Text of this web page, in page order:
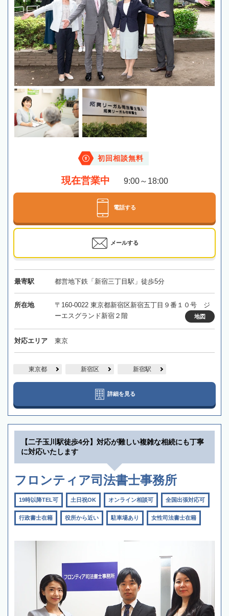
初回相談無料
現在営業中 9:00～18:00
電話する
メールする
最寄駅 都営地下鉄「新宿三丁目駅」徒歩5分
所在地
〒160-0022 東京都新宿区新宿五丁目９番１０号 ジ
ーエスグランド新宿２階
地図
対応エリア 東京
東京都 新宿区 新宿駅
詳細を見る
【二子玉川駅徒歩4分】対応が難しい複雑な相続にも丁寧
に対応いたします
フロンティア司法書士事務所
19時以降TEL可 土日祝OK オンライン相談可 全国出張対応可
行政書士在籍 役所から近い 駐車場あり 女性司法書士在籍